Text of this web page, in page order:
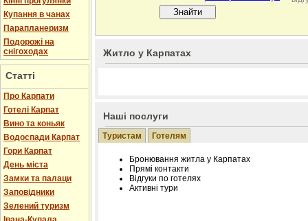
Купання в чанах
Парапланеризм
Подорожі на
снігоходах
Статті
Про Карпати
Готелі Карпат
Вино та коньяк
Водоспади Карпат
Гори Карпат
День міста
Замки та палаци
Заповідники
Зелений туризм
Житло у Карпатах
Наші послуги
Туристам Готелям
Бронювання житла у Карпатах
Прямі контакти
Відгуки по готелях
Активні тури